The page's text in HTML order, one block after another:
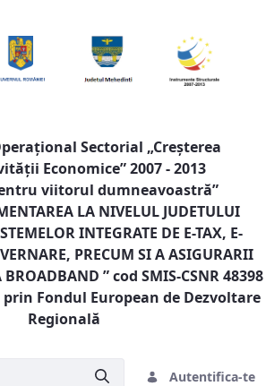
Sectorial „Creşterea
Economice” 2007 - 2013
viitorul dumneavoastră”
LA NIVELUL JUDETULUI
INTEGRATE DE E-TAX, E-
PRECUM SI A ASIGURARII
BROADBAND ” cod SMIS-CSNR 48398
Fondul European de Dezvoltare
Regională
Autentifica-te